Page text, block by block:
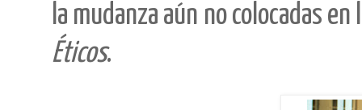
la mudanza aún no colocadas
Éticos.